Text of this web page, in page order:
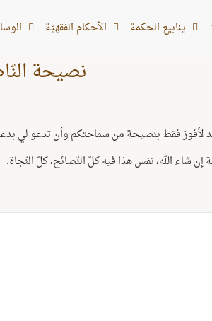
ينابيع الحكمة الأحکام الفقهیّة
نصيحة
لأفوز فقط بنصيحة من سماحتكم وأن تدعو لي
إن شاء الله، نفس هذا فيه كلّ النّصائح، كلّ النّجاة.